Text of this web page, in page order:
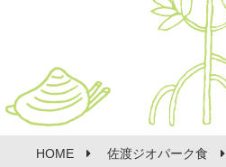
HOME 佐渡ジオパーク食